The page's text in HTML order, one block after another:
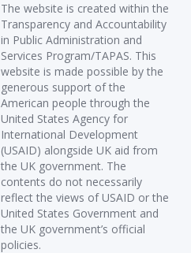
The website is created within the
Transparency and Accountability
in Public Administration and
Services Program/TAPAS. This
website is made possible by the
generous support of the
American people through the
United States Agency for
International Development
(USAID) alongside UK aid from
the UK government. The
contents do not necessarily
reflect the views of USAID or the
United States Government and
the UK government’s official
policies.